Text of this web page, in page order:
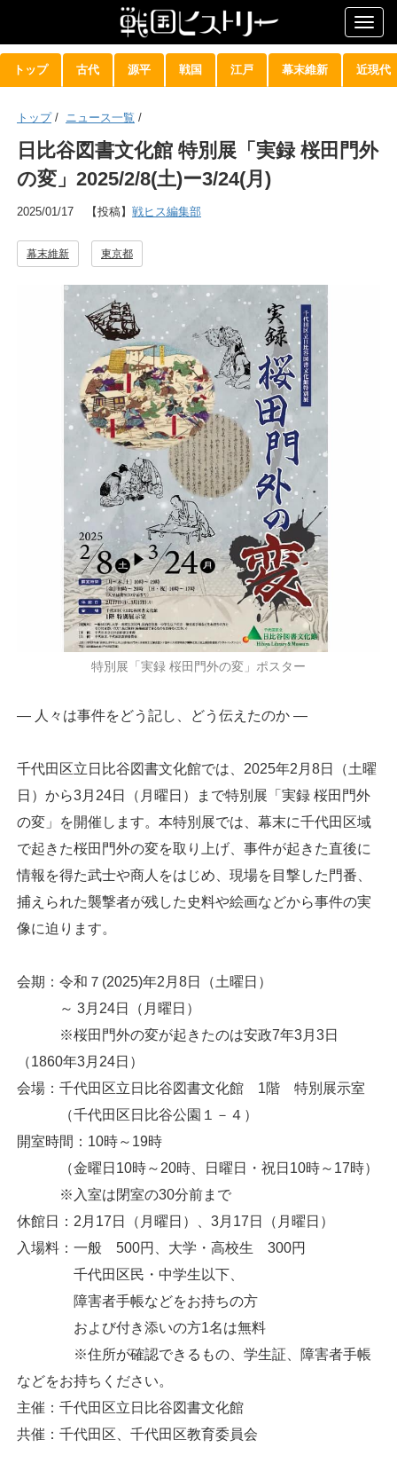
トップ 古代 源平 戦国 江戸 幕末維新 近現代
トップ / ニュース一覧 /
日比谷図書文化館 特別展「実録 桜田門外
の変」2025/2/8(土)ー3/24(月)
2025/01/17 【投稿】 戦ヒス編集部
幕末維新 東京都
特別展「実録 桜田門外の変」ポスター
— 人々は事件をどう記し、どう伝えたのか ―
千代田区立日比谷図書文化館では、2025年2月8日（土曜
日）から3月24日（月曜日）まで特別展「実録 桜田門外
の変」を開催します。本特別展では、幕末に千代田区域
で起きた桜田門外の変を取り上げ、事件が起きた直後に
情報を得た武士や商人をはじめ、現場を目撃した門番、
捕えられた襲撃者が残した史料や絵画などから事件の実
像に迫ります。
会期：令和７(2025)年2月8日（土曜日）
～ 3月24日（月曜日）
※桜田門外の変が起きたのは安政7年3月3日
（1860年3月24日）
会場：千代田区立日比谷図書文化館 1階 特別展示室
（千代田区日比谷公園１－４）
開室時間：10時～19時
（金曜日10時～20時、日曜日・祝日10時～17時）
※入室は閉室の30分前まで
休館日：2月17日（月曜日）、3月17日（月曜日）
入場料：一般 500円、大学・高校生 300円
千代田区民・中学生以下、
障害者手帳などをお持ちの方
および付き添いの方1名は無料
※住所が確認できるもの、学生証、障害者手帳
などをお持ちください。
主催：千代田区立日比谷図書文化館
共催：千代田区、千代田区教育委員会